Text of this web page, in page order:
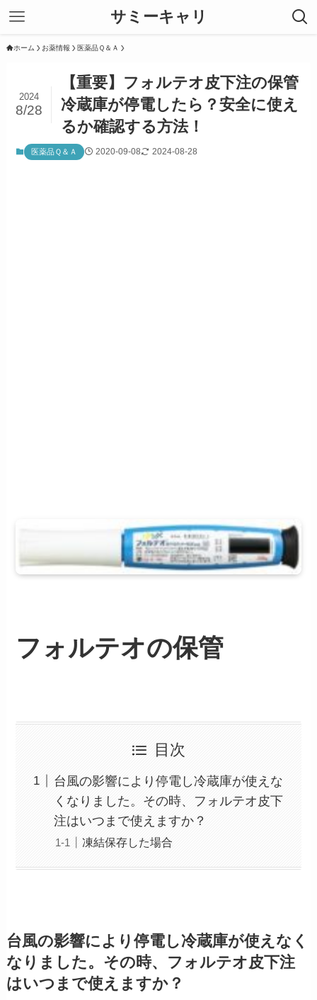
サミーキャリ
ホーム お薬情報 医薬品Ｑ＆Ａ
【重要】フォルテオ皮下注の保管
冷蔵庫が停電したら？安全に使え
るか確認する方法！
2024
8/28
医薬品Ｑ＆Ａ 2020-09-08 2024-08-28
フォルテオの保管
目次
台風の影響により停電し冷蔵庫が使えな
くなりました。その時、フォルテオ皮下
注はいつまで使えますか？
凍結保存した場合
台風の影響により停電し冷蔵庫が使えなく
なりました。その時、フォルテオ皮下注
はいつまで使えますか？